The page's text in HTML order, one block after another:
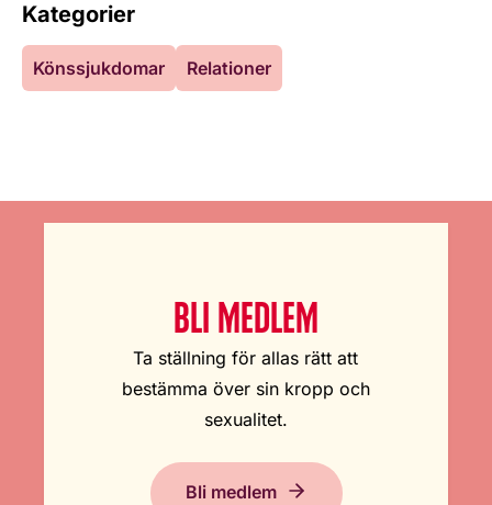
Kategorier
Könssjukdomar Relationer
BLI MEDLEM
Ta ställning för allas rätt att
bestämma över sin kropp och
sexualitet.
Bli medlem